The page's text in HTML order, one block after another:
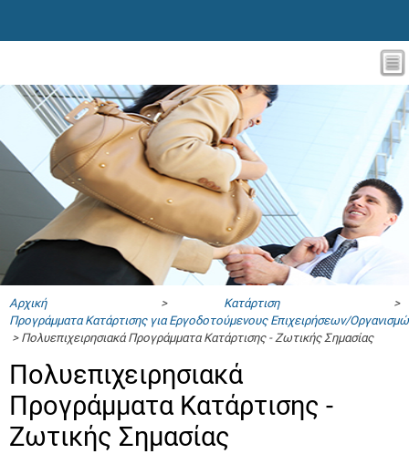
Αρχική> Κατάρτιση>
Προγράμματα Κατάρτισης για Εργοδοτούμενους Επιχειρήσεων/
> Πολυεπιχειρησιακά Προγράμματα Κατάρτισης - Ζωτικής Σημασίας
Πολυεπιχειρησιακά
Προγράμματα Κατάρτισης -
Ζωτικής Σημασίας